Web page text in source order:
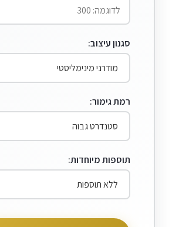
סגנון עיצוב:
רמת גימור:
תוספות מיוחדות: